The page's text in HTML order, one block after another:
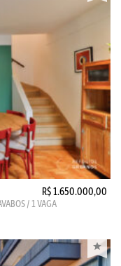
R$ 1.650.000,00
/ 1 VAGA